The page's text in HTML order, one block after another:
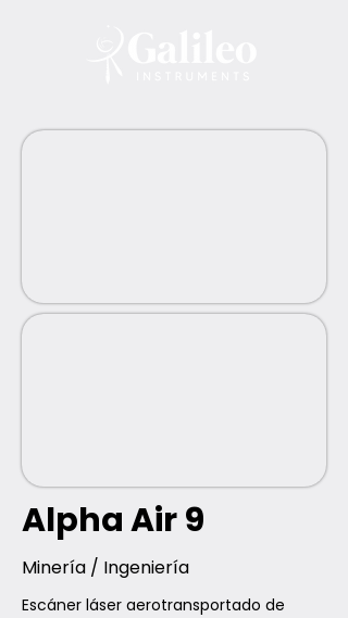
Alpha Air 9
Minería / Ingeniería
Escáner láser aerotransportado de